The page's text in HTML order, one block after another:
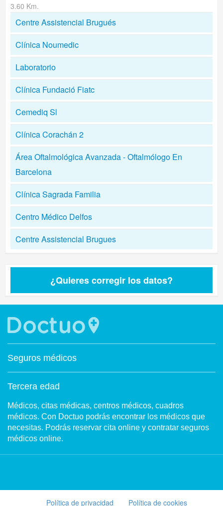
3.60 Km.
Centre Assistencial Brugués
Clínica Noumedic
Laboratorio
Clínica Fundació Fiatc
Cemediq Sl
Clínica Corachán 2
Área Oftalmológica Avanzada - Oftalmólogo En
Barcelona
Clínica Sagrada Familia
Centro Médico Delfos
Centre Assistencial Brugues
¿Quieres corregir los datos?
Seguros médicos
Tercera edad
Médicos, citas médicas, centros médicos, cuadros
médicos. Con Doctuo podrás encontrar los médicos que
necesitas. Podrás reservar cita online y contratar seguros
médicos online.
Política de privacidad Política de cookies